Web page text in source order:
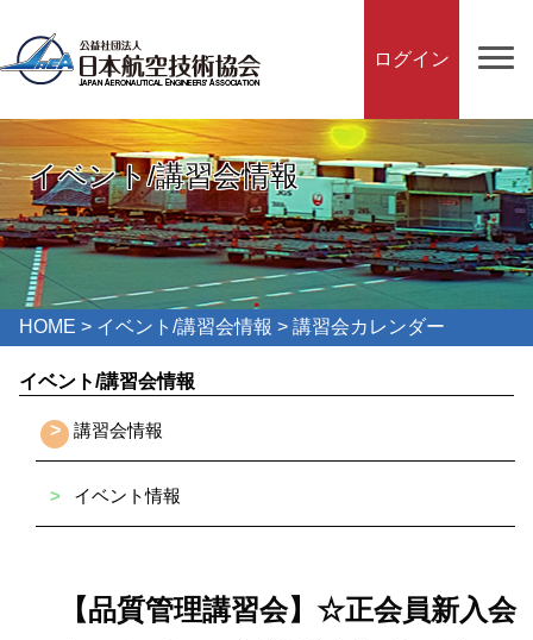
ログイン
イベント/講習会情報
HOME > イベント/講習会情報 > 講習会カレンダー
イベント/講習会情報
> 講習会情報
> イベント情報
【品質管理講習会】☆正会員新入会